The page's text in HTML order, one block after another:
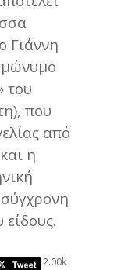
Γιάννη
του
που
από
η
2.00k